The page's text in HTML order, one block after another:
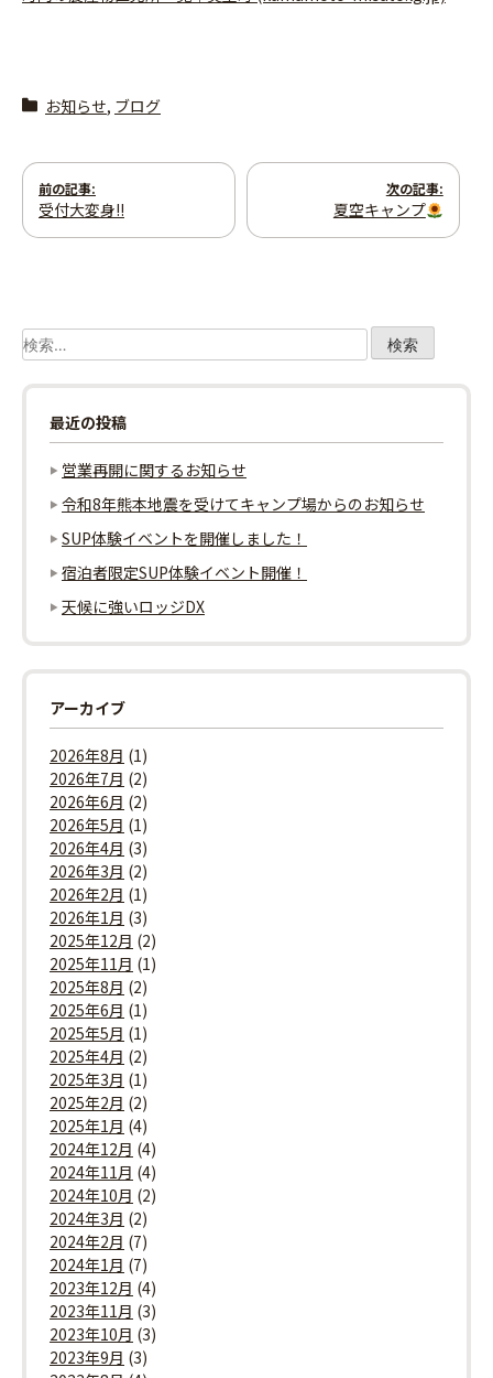
お知らせ, ブログ
投
稿
ビ
ゲ
ー
シ
ョ
ン
前の記事:
受付大変身!!
次の記事:
夏空キャンプ
検
索:
最近の投稿
営業再開に関するお知らせ
令和8年熊本地震を受けてキャンプ場からのお知らせ
SUP体験イベントを開催しました！
宿泊者限定SUP体験イベント開催！
天候に強いロッジDX
アーカイブ
2026年8月 (1)
2026年7月 (2)
2026年6月 (2)
2026年5月 (1)
2026年4月 (3)
2026年3月 (2)
2026年2月 (1)
2026年1月 (3)
2025年12月 (2)
2025年11月 (1)
2025年8月 (2)
2025年6月 (1)
2025年5月 (1)
2025年4月 (2)
2025年3月 (1)
2025年2月 (2)
2025年1月 (4)
2024年12月 (4)
2024年11月 (4)
2024年10月 (2)
2024年3月 (2)
2024年2月 (7)
2024年1月 (7)
2023年12月 (4)
2023年11月 (3)
2023年10月 (3)
2023年9月 (3)